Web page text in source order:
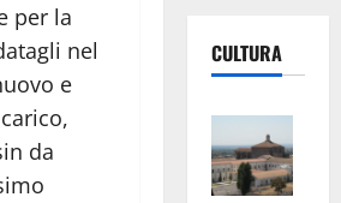
per la
nel
e
da
CULTURA